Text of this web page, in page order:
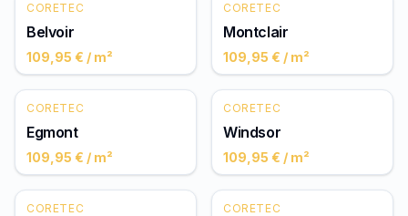
CORETEC
Belvoir
109,95 € / m²
CORETEC
Montclair
109,95 € / m²
CORETEC
Egmont
109,95 € / m²
CORETEC
Windsor
109,95 € / m²
CORETEC CORETEC